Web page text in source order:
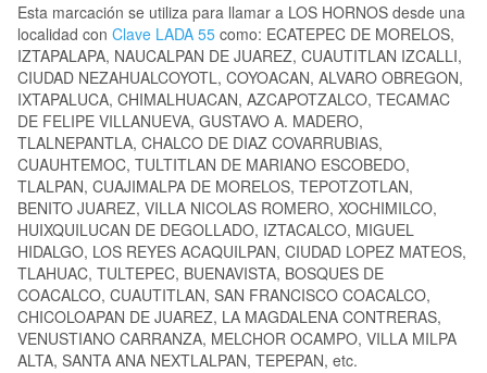
Esta marcación se utiliza para llamar a LOS HORNOS desde una
localidad con Clave LADA 55 como: ECATEPEC DE MORELOS,
IZTAPALAPA, NAUCALPAN DE JUAREZ, CUAUTITLAN IZCALLI,
CIUDAD NEZAHUALCOYOTL, COYOACAN, ALVARO OBREGON,
IXTAPALUCA, CHIMALHUACAN, AZCAPOTZALCO, TECAMAC
DE FELIPE VILLANUEVA, GUSTAVO A. MADERO,
TLALNEPANTLA, CHALCO DE DIAZ COVARRUBIAS,
CUAUHTEMOC, TULTITLAN DE MARIANO ESCOBEDO,
TLALPAN, CUAJIMALPA DE MORELOS, TEPOTZOTLAN,
BENITO JUAREZ, VILLA NICOLAS ROMERO, XOCHIMILCO,
HUIXQUILUCAN DE DEGOLLADO, IZTACALCO, MIGUEL
HIDALGO, LOS REYES ACAQUILPAN, CIUDAD LOPEZ MATEOS,
TLAHUAC, TULTEPEC, BUENAVISTA, BOSQUES DE
COACALCO, CUAUTITLAN, SAN FRANCISCO COACALCO,
CHICOLOAPAN DE JUAREZ, LA MAGDALENA CONTRERAS,
VENUSTIANO CARRANZA, MELCHOR OCAMPO, VILLA MILPA
ALTA, SANTA ANA NEXTLALPAN, TEPEPAN, etc.